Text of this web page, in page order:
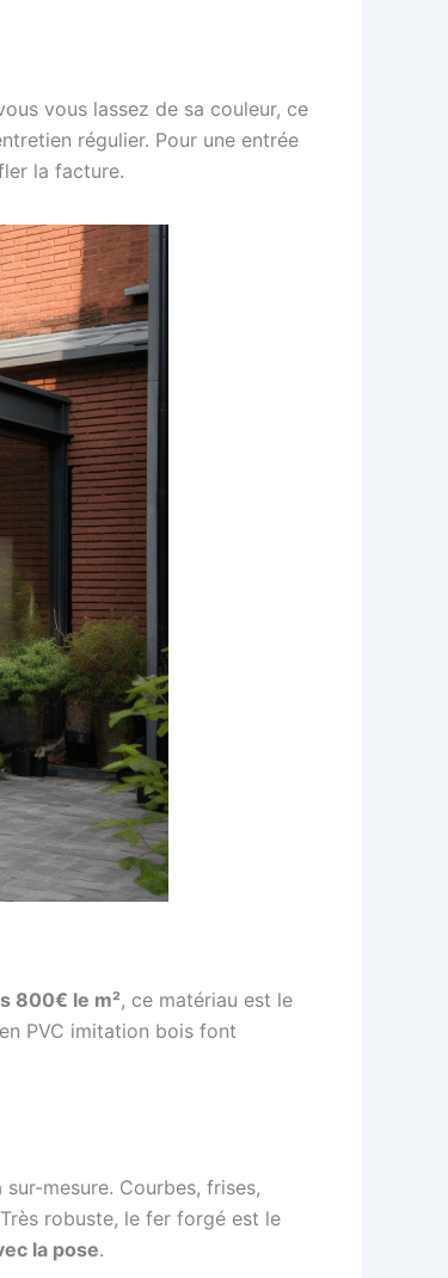
vous lassez de sa couleur, ce
régulier. Pour une entrée
la facture.
800€ le m², ce matériau est le
PVC imitation bois font
mesure. Courbes, frises,
robuste, le fer forgé est le
la pose.